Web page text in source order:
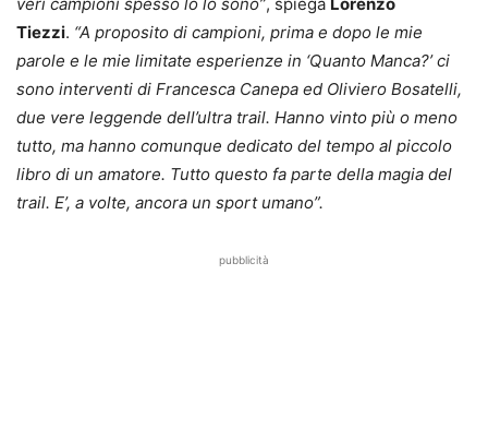
Tiezzi. “A proposito di campioni, prima e dopo le mie
parole e le mie limitate esperienze in ‘Quanto Manca?’ ci
sono interventi di Francesca Canepa ed Oliviero Bosatelli,
due vere leggende dell’ultra trail. Hanno vinto più o meno
tutto, ma hanno comunque dedicato del tempo al piccolo
libro di un amatore. Tutto questo fa parte della magia del
trail. E’, a volte, ancora un sport umano”.
pubblicità